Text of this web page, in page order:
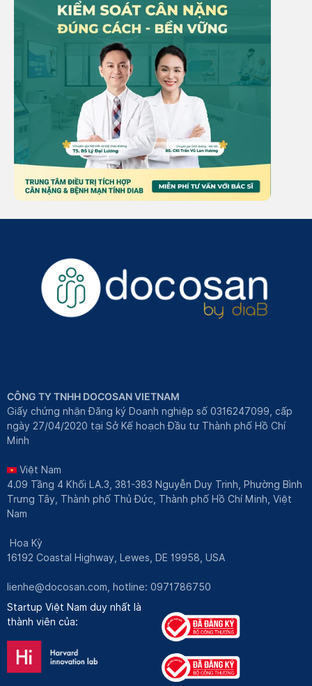
CÔNG TY TNHH DOCOSAN VIETNAM
Giấy chứng nhận Đăng ký Doanh nghiệp số 0316247099, cấp
ngày 27/04/2020 tại Sở Kế hoạch Đầu tư Thành phố Hồ Chí
Minh
Việt Nam
4.09 Tầng 4 Khối LA.3, 381-383 Nguyễn Duy Trinh, Phường Bình
Trưng Tây, Thành phố Thủ Đức, Thành phố Hồ Chí Minh, Việt
Nam
Hoa Kỳ
16192 Coastal Highway, Lewes, DE 19958, USA
lienhe@docosan.com, hotline: 0971786750
Startup Việt Nam duy nhất là
thành viên của: